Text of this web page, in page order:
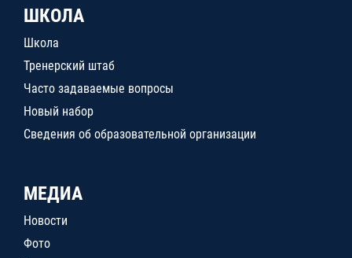
ШКОЛА
Школа
Тренерский штаб
Часто задаваемые вопросы
Новый набор
Сведения об образовательной организации
МЕДИА
Новости
Фото